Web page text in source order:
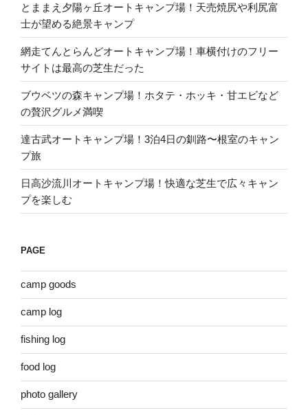
とままえ夕陽ヶ丘オートキャンプ場！天売焼尻や利尻富
士が望める絶景キャンプ
網走てんとらんどオートキャンプ場！車横付けのフリー
サイトは最高の芝生だった
ブウベツの森キャンプ場！ホタテ・ホッキ・甘エビなど
の贅沢グルメ満喫
達古武オートキャンプ場！3泊4日の釧路〜根室のキャン
プ旅
日高沙流川オートキャンプ場！快適な芝生で広々キャン
プを楽しむ
PAGE
camp goods
camp log
fishing log
food log
photo gallery